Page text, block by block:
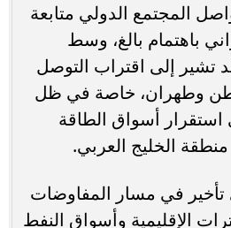
المجتمع الدولي متابعة
باهتمام بالغ، وسط
تشير إلى اقتراب التوصل
وطهران، خاصة في ظل
استقرار أسواق الطاقة
الخليج العربي.
في مسار المفاوضات
الإقليمية وأسواق النفط